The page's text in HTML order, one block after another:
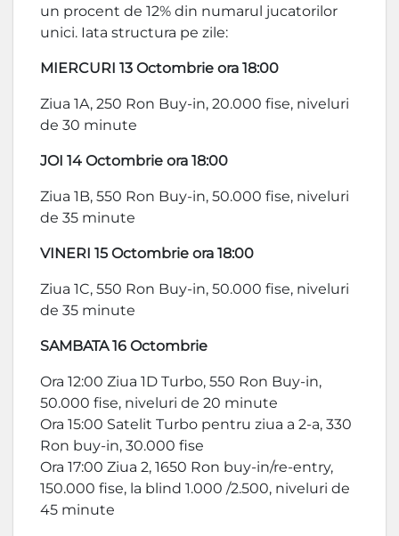
un procent de 12% din numarul jucatorilor
unici. Iata structura pe zile:
MIERCURI 13 Octombrie ora 18:00
Ziua 1A, 250 Ron Buy-in, 20.000 fise, niveluri
de 30 minute
JOI 14 Octombrie ora 18:00
Ziua 1B, 550 Ron Buy-in, 50.000 fise, niveluri
de 35 minute
VINERI 15 Octombrie ora 18:00
Ziua 1C, 550 Ron Buy-in, 50.000 fise, niveluri
de 35 minute
SAMBATA 16 Octombrie
Ora 12:00 Ziua 1D Turbo, 550 Ron Buy-in,
50.000 fise, niveluri de 20 minute
Ora 15:00 Satelit Turbo pentru ziua a 2-a, 330
Ron buy-in, 30.000 fise
Ora 17:00 Ziua 2, 1650 Ron buy-in/re-entry,
150.000 fise, la blind 1.000 /2.500, niveluri de
45 minute